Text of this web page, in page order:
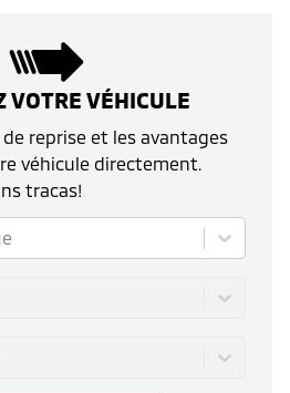
VOTRE VÉHICULE
reprise et les avantages
véhicule directement.
tracas!